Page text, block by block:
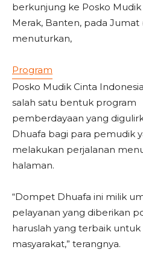
berkunjung ke Posko
Merak, Banten, pada Jumat
menuturkan,
Program
Posko Mudik Cinta
salah satu bentuk program
pemberdayaan yang
Dhuafa bagi para pemudik
melakukan perjalanan
halaman.
“Dompet Dhuafa ini milik
pelayanan yang diberikan
haruslah yang terbaik untuk
masyarakat,” terangnya.